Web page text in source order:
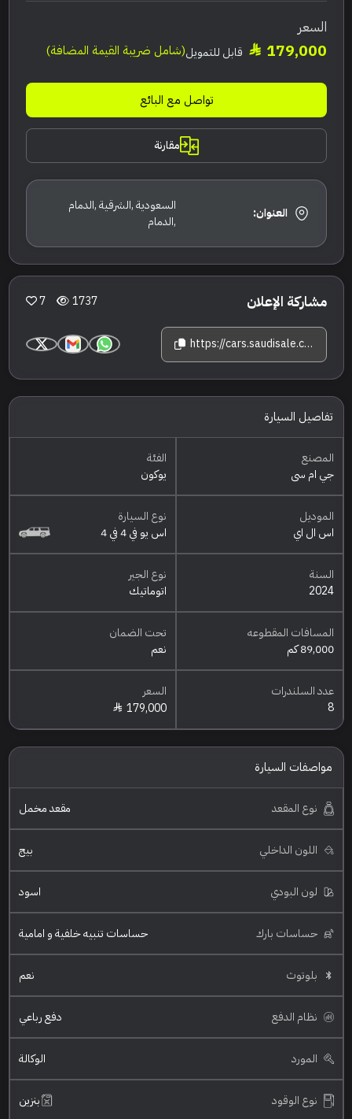
السعر
179,000 قابل للتمويل(شامل ضريبة القيمة المضافة)
تواصل مع البائع
مقارنة
العنوان:
السعودية ,الشرقية ,الدمام
,الدمام
مشاركة الإعلان 1737
7
https://cars.saudisale.com/listings/59O3KE/2024-%D8%AC%D9%8A-%D8%A7%D9%85-%D8%B3%D9%8A-%D9%8A%D9%88%D9%83%D9%88%D9%86-%D8%A7%D8%B3-%D8%A7%D9%84-%D8%A7%D9%8A
تفاصيل السيارة
المصنع
جي ام سي
الفئة
يوكون
الموديل
اس ال اي
نوع السيارة
اس يو في 4 في 4
السنة
2024
نوع الجير
اتوماتيك
المسافات المقطوعه
89,000 كم
تحت الضمان
نعم
عدد السلندرات
8
السعر
179,000
مواصفات السيارة
نوع المقعد مقعد مخمل
اللون الداخلي بيج
لون البودي اسود
حساسات بارك حساسات تنبيه خلفية و امامية
بلوتوث نعم
نظام الدفع دفع رباعي
المورد الوكالة
نوع الوقود بنزين